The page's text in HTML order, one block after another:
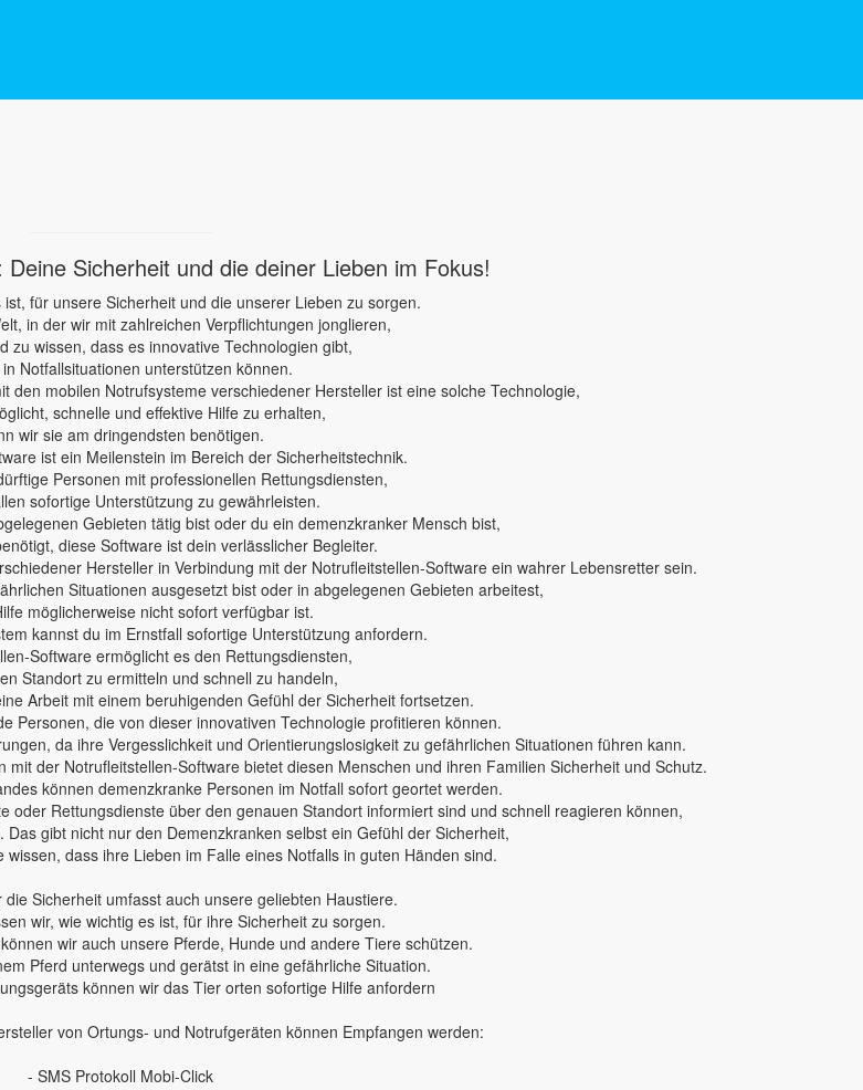
Sicherheit und die deiner Lieben im Fokus!
für unsere Sicherheit und die unserer Lieben zu sorgen.
in der wir mit zahlreichen Verpflichtungen jonglieren,
zu wissen, dass es innovative Technologien gibt,
Notfallsituationen unterstützen können.
den mobilen Notrufsysteme verschiedener Hersteller ist eine solche Technologie,
schnelle und effektive Hilfe zu erhalten,
wir sie am dringendsten benötigen.
ist ein Meilenstein im Bereich der Sicherheitstechnik.
Personen mit professionellen Rettungsdiensten,
sofortige Unterstützung zu gewährleisten.
Gebieten tätig bist oder du ein demenzkranker Mensch bist,
diese Software ist dein verlässlicher Begleiter.
Hersteller in Verbindung mit der Notrufleitstellen-Software ein wahrer Lebensretter sein.
Situationen ausgesetzt bist oder in abgelegenen Gebieten arbeitest,
möglicherweise nicht sofort verfügbar ist.
kannst du im Ernstfall sofortige Unterstützung anfordern.
Software ermöglicht es den Rettungsdiensten,
Standort zu ermitteln und schnell zu handeln,
Arbeit mit einem beruhigenden Gefühl der Sicherheit fortsetzen.
Personen, die von dieser innovativen Technologie profitieren können.
da ihre Vergesslichkeit und Orientierungslosigkeit zu gefährlichen Situationen führen kann.
der Notrufleitstellen-Software bietet diesen Menschen und ihren Familien Sicherheit und Schutz.
können demenzkranke Personen im Notfall sofort geortet werden.
oder Rettungsdienste über den genauen Standort informiert sind und schnell reagieren können,
gibt nicht nur den Demenzkranken selbst ein Gefühl der Sicherheit,
dass ihre Lieben im Falle eines Notfalls in guten Händen sind.
Sicherheit umfasst auch unsere geliebten Haustiere.
wir, wie wichtig es ist, für ihre Sicherheit zu sorgen.
wir auch unsere Pferde, Hunde und andere Tiere schützen.
Pferd unterwegs und gerätst in eine gefährliche Situation.
können wir das Tier orten sofortige Hilfe anfordern
von Ortungs- und Notrufgeräten können Empfangen werden:
- SMS Protokoll Mobi-Click